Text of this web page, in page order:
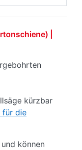
|
kürzbar
für die
und können